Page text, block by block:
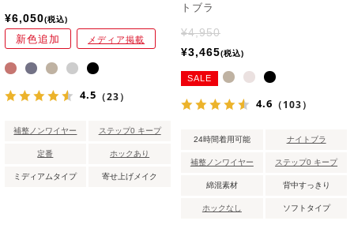
¥6,050 税込
新色追加 メディア掲載
4.5 （23）
補整ノンワイヤー ステップ0 キープ
定番 ホックあり
ミディアムタイプ 寄せ上げメイク
トブラ
¥4,950
¥3,465 税込
SALE
4.6 （103）
24時間着用可能 ナイトブラ
補整ノンワイヤー ステップ0 キープ
綿混素材 背中すっきり
ホックなし ソフトタイプ